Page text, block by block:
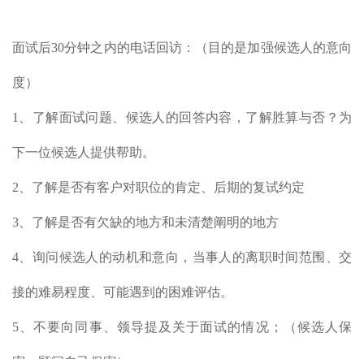
面试后30分钟之内的电话回访：（目的是加强候选人的意向
度）
1、了解面试问题、候选人的回答内容，了解胜算与否？为
下一位候选人提供帮助。
2、了解是否有客户对职位的肯定、后期的复试约定
3、了解是否有欠缺的地方和未清楚阐明的地方
4、询问候选人的动机和意向，当事人的离职时间范围、交
接的难易程度、可能遇到的困难评估。
5、不要向同事、领导提及关于面试的情况；（候选人保